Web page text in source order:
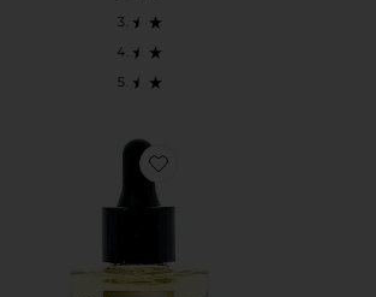
Favorite МАСЛО ДЛЯ ЛИЦА ANTI